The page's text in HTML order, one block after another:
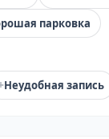
парковка
Неудобная запись